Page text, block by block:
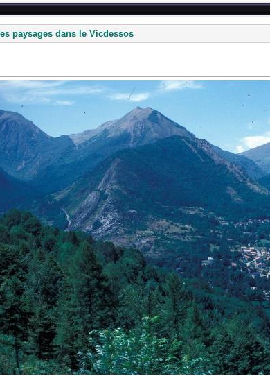
paysages dans le Vicdessos